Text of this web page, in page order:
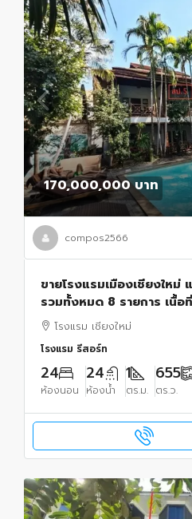
170,000,000 บาท
compos2566
ขายโรงแรมเมืองเชียงให
รวมทั้งหมด 8 รายการ เนื้อ
โรงแรม เชียงใหม่
โรงแรม รีสอร์ท
24
ห้องนอน
24
ห้องน้ำ
1
ตร.ม.
655
ตร.ว.